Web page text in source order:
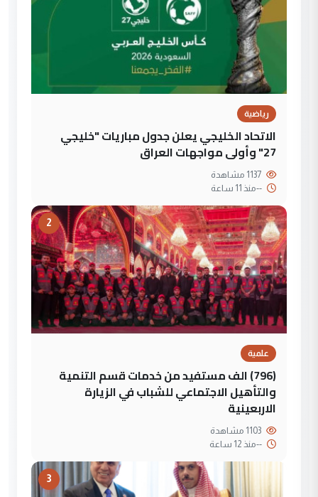
رياضية
الاتحاد الخليجي يعلن جدول مباريات "خليجي
27" وأولى مواجهات العراق
--منذ 11 ساعة
2
علمية
(796) الف مستفيد من خدمات قسم التنمية
والتأهيل الاجتماعي للشباب في الزيارة
الاربعينية
--منذ 12 ساعة
3